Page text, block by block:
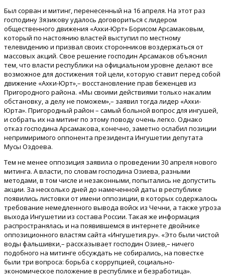
Был сорван и митинг, перенесенный на 16 апреля. На этот раз
господину Зязикову удалось договориться с лидером
общественного движения «Ахки-Юрт» Борисом Арсамаковым,
который по настоянию властей выступил по местному
телевидению и призвал своих сторонников воздержаться от
массовых акций. Свое решение господин Арсамаков объяснил
тем, что власти республики на официальном уровне делают все
возможное для достижения той цели, которую ставит перед собой
движение «Ахки-Юрт»,– восстановление прав беженцев из
Пригородного района. «Мы своими действиями только накалим
обстановку, а делу не поможем»,– заявил тогда лидер «Ахки-
Юрта». Пригородный район – самый больной вопрос для ингушей,
и собрать их на митинг по этому поводу очень легко. Однако
отказ господина Арсамакова, конечно, заметно ослабил позиции
непримиримого оппонента президента Ингушетии депутата
Мусы Оздоева.
Тем не менее оппозиция заявила о проведении 30 апреля нового
митинга. А власти, по словам господина Озиева, разными
методами, в том числе и незаконными, попытались не допустить
акции. За несколько дней до намеченной даты в республике
появились листовки от имени оппозиции, в которых содержалось
требование немедленного вывода войск из Чечни, а также угроза
выхода Ингушетии из состава России. Такая же информация
распространялась и на появившемся в интернете двойнике
оппозиционного властям сайта «Ингушетия.ру». «Это были чистой
воды фальшивки,– рассказывает господин Озиев,– ничего
подобного на митинге обсуждать не собирались, на повестке
были три вопроса: борьба с коррупцией, социально-
экономическое положение в республике и безработица».